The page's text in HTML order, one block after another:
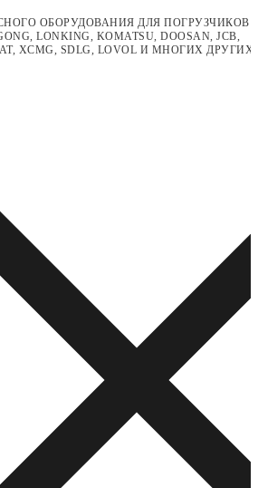
ОБОРУДОВАНИЯ ДЛЯ ПОГРУЗЧИКОВ
LONKING, KOMATSU, DOOSAN, JCB,
XCMG, SDLG, LOVOL И МНОГИХ ДРУГИХ